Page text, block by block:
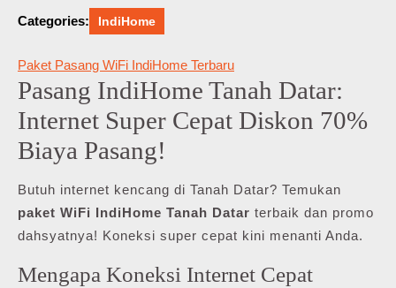
Categories: IndiHome
Paket Pasang WiFi IndiHome Terbaru
Pasang IndiHome Tanah Datar:
Internet Super Cepat Diskon 70%
Biaya Pasang!
Butuh internet kencang di Tanah Datar? Temukan
paket WiFi IndiHome Tanah Datar terbaik dan promo
dahsyatnya! Koneksi super cepat kini menanti Anda.
Mengapa Koneksi Internet Cepat